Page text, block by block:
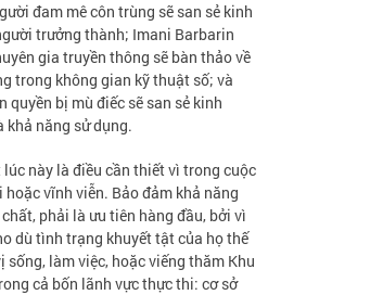
đam mê côn trùng sẽ san sẻ kinh
trưởng thành; Imani Barbarin
gia truyền thông sẽ bàn thảo về
trong không gian kỹ thuật số; và
quyền bị mù điếc sẽ san sẻ kinh
khả năng sử dụng.
này là điều cần thiết vì trong cuộc
vĩnh viễn. Bảo đảm khả năng
phải là ưu tiên hàng đầu, bởi vì
dù tình trạng khuyết tật của họ thế
làm việc, hoặc viếng thăm Khu
cả bốn lãnh vực thực thi: cơ sở